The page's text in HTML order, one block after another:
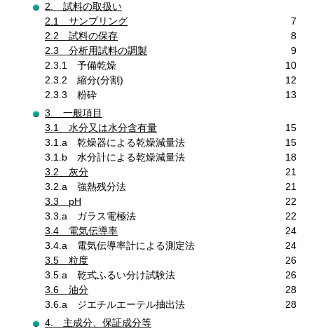
2. 試料の取扱い
2.1 サンプリング
7
2.2 試料の保存
8
2.3 分析用試料の調製
9
2.3.1 予備乾燥
10
2.3.2 縮分(分割)
12
2.3.3 粉砕
13
3. 一般項目
3.1 水分又は水分含有量
15
3.1.a 乾燥器による乾燥減量法
15
3.1.b 水分計による乾燥減量法
18
3.2 灰分
21
3.2.a 強熱残分法
21
3.3 pH
22
3.3.a ガラス電極法
22
3.4 電気伝導率
24
3.4.a 電気伝導率計による測定法
24
3.5 粒度
26
3.5.a 乾式ふるい分け試験法
26
3.6 油分
28
3.6.a ジエチルエーテル抽出法
28
4. 主成分、保証成分等